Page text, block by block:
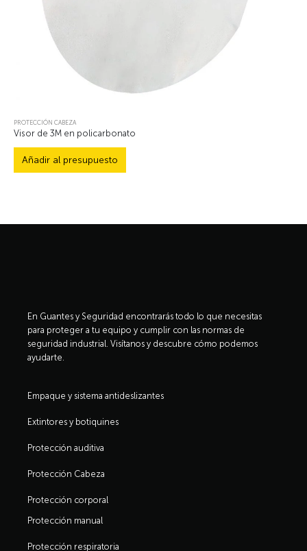
PROTECCIÓN CABEZA
Visor de 3M en policarbonato
Añadir al presupuesto
En Guantes y Seguridad encontrarás todo lo que necesitas
para proteger a tu equipo y cumplir con las normas de
seguridad industrial. Visítanos y descubre cómo podemos
ayudarte.
Empaque y sistema antideslizantes
Extintores y botiquines
Protección auditiva
Protección Cabeza
Protección corporal
Protección manual
Protección respiratoria